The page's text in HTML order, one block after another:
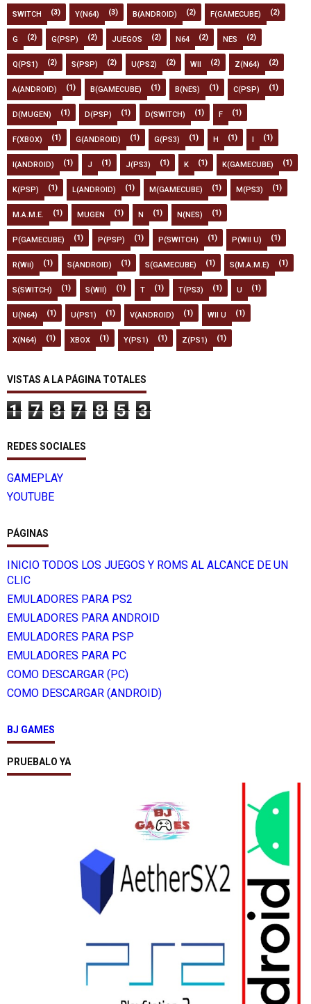
SWITCH (3) Y(N64) (3) B(ANDROID) (2) F(GAMECUBE) (2)
G (2) G(PSP) (2) JUEGOS (2) N64 (2) NES (2)
Q(PS1) (2) S(PSP) (2) U(PS2) (2) WII (2) Z(N64) (2)
A(ANDROID) (1) B(GAMECUBE) (1) B(NES) (1) C(PSP) (1)
D(MUGEN) (1) D(PSP) (1) D(SWITCH) (1) F (1)
F(XBOX) (1) G(ANDROID) (1) G(PS3) (1) H (1) (1)
I(ANDROID) (1) J (1) J(PS3) (1) K (1) K(GAMECUBE) (1)
K(PSP) (1) L(ANDROID) (1) M(GAMECUBE) (1) M(PS3) (1)
M.A.M.E. (1) MUGEN (1) N (1) N(NES) (1)
P(GAMECUBE) (1) P(PSP) (1) P(SWITCH) (1) P(WII U) (1)
R(Wii) (1) S(ANDROID) (1) S(GAMECUBE) (1) S(M.A.M.E) (1)
S(SWITCH) (1) S(WII) (1) T (1) T(PS3) (1) U (1)
U(N64) (1) U(PS1) (1) V(ANDROID) (1) WII U (1)
X(N64) (1) XBOX (1) Y(PS1) (1) Z(PS1) (1)
VISTAS A LA PÁGINA TOTALES
1 7 3 7 8 5 3
REDES SOCIALES
GAMEPLAY
YOUTUBE
PÁGINAS
INICIO TODOS LOS JUEGOS Y ROMS AL ALCANCE DE UN
CLIC
EMULADORES PARA PS2
EMULADORES PARA ANDROID
EMULADORES PARA PSP
EMULADORES PARA PC
COMO DESCARGAR (PC)
COMO DESCARGAR (ANDROID)
BJ GAMES
PRUEBALO YA